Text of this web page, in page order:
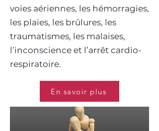
voies aériennes, les hémorragies,
les plaies, les brûlures, les
traumatismes, les malaises,
l’inconscience et l’arrêt cardio-
respiratoire.
En savoir plus